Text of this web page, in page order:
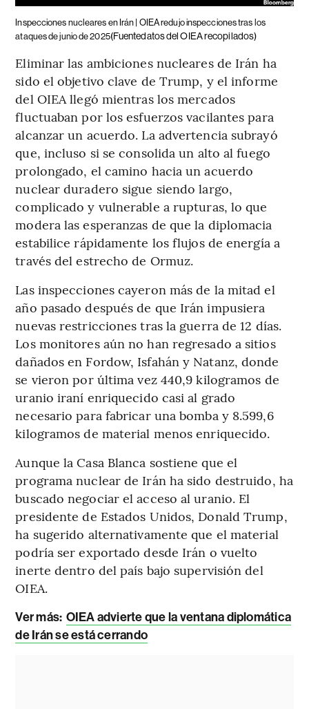
Inspecciones nucleares en Irán | OIEA redujo inspecciones tras los
ataques de junio de 2025(Fuentedatos del OIEA recopilados)
Eliminar las ambiciones nucleares de Irán ha
sido el objetivo clave de Trump, y el informe
del OIEA llegó mientras los mercados
fluctuaban por los esfuerzos vacilantes para
alcanzar un acuerdo. La advertencia subrayó
que, incluso si se consolida un alto al fuego
prolongado, el camino hacia un acuerdo
nuclear duradero sigue siendo largo,
complicado y vulnerable a rupturas, lo que
modera las esperanzas de que la diplomacia
estabilice rápidamente los flujos de energía a
través del estrecho de Ormuz.
Las inspecciones cayeron más de la mitad el
año pasado después de que Irán impusiera
nuevas restricciones tras la guerra de 12 días.
Los monitores aún no han regresado a sitios
dañados en Fordow, Isfahán y Natanz, donde
se vieron por última vez 440,9 kilogramos de
uranio iraní enriquecido casi al grado
necesario para fabricar una bomba y 8.599,6
kilogramos de material menos enriquecido.
Aunque la Casa Blanca sostiene que el
programa nuclear de Irán ha sido destruido, ha
buscado negociar el acceso al uranio. El
presidente de Estados Unidos, Donald Trump,
ha sugerido alternativamente que el material
podría ser exportado desde Irán o vuelto
inerte dentro del país bajo supervisión del
OIEA.
Ver más: OIEA advierte que la ventana diplomática
de Irán se está cerrando